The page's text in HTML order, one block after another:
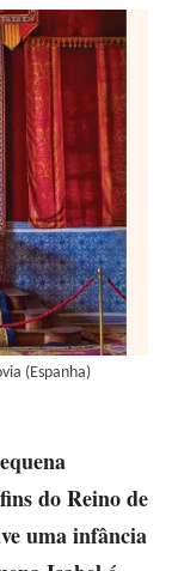
(Espanha)
do Reino de
uma infância